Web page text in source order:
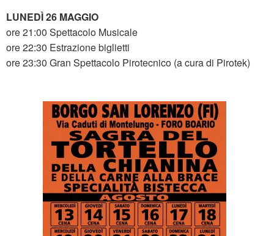
LUNEDÌ 26 MAGGIO
ore 21:00 Spettacolo Musicale
ore 22:30 Estrazione biglietti
ore 23:30 Gran Spettacolo Pirotecnico (a cura di Pirotek)